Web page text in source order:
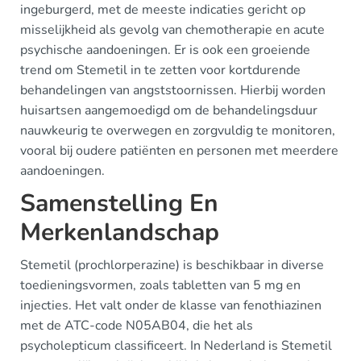
ingeburgerd, met de meeste indicaties gericht op
misselijkheid als gevolg van chemotherapie en acute
psychische aandoeningen. Er is ook een groeiende
trend om Stemetil in te zetten voor kortdurende
behandelingen van angststoornissen. Hierbij worden
huisartsen aangemoedigd om de behandelingsduur
nauwkeurig te overwegen en zorgvuldig te monitoren,
vooral bij oudere patiënten en personen met meerdere
aandoeningen.
Samenstelling En
Merkenlandschap
Stemetil (prochlorperazine) is beschikbaar in diverse
toedieningsvormen, zoals tabletten van 5 mg en
injecties. Het valt onder de klasse van fenothiazinen
met de ATC-code N05AB04, die het als
psycholepticum classificeert. In Nederland is Stemetil